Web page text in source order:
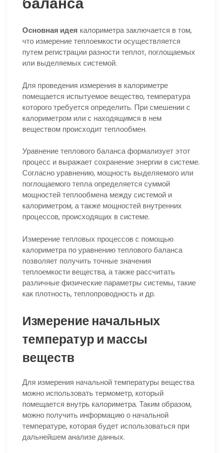
Основная идея калориметра заключается в том,
что измерение теплоемкости осуществляется
путем регистрации разности теплот, поглощаемых
или выделяемых системой.
Для проведения измерения в калориметре
помещается испытуемое вещество, температура
которого требуется определить. При смешении с
калориметром или с находящимся в нем
веществом происходит теплообмен.
Уравнение теплового баланса формализует этот
процесс и выражает сохранение энергии в системе.
Согласно уравнению, мощность выделяемого или
поглощаемого тепла определяется суммой
мощностей теплообмена между системой и
калориметром, а также мощностей внутренних
процессов, происходящих в системе.
Измерение тепловых процессов с помощью
калориметра по уравнению теплового баланса
позволяет получить точные значения
теплоемкости вещества, а также рассчитать
различные физические параметры системы, такие
как плотность, теплопроводность и др.
Измерение начальных
температур и массы
веществ
Для измерения начальной температуры вещества
можно использовать термометр, который
помещается внутрь калориметра. Таким образом,
можно получить информацию о начальной
температуре, которая будет использоваться при
дальнейшем анализе данных.